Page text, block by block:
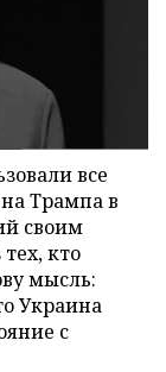
все
Трампа в
своим
кто
мысль:
Украина
с